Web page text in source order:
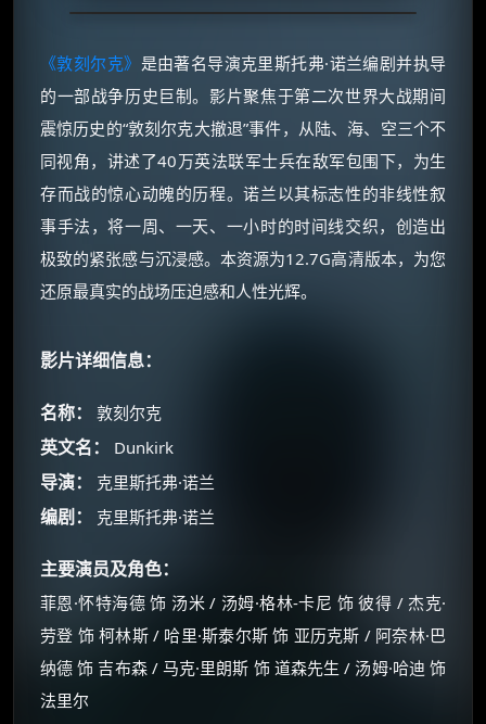
《敦刻尔克》 是由著名导演克里斯托弗·诺兰编剧并执导
的一部战争历史巨制。影片聚焦于第二次世界大战期间
震惊历史的“敦刻尔克大撤退”事件，从陆、海、空三个不
同视角，讲述了40万英法联军士兵在敌军包围下，为生
存而战的惊心动魄的历程。诺兰以其标志性的非线性叙
事手法，将一周、一天、一小时的时间线交织，创造出
极致的紧张感与沉浸感。本资源为12.7G高清版本，为您
还原最真实的战场压迫感和人性光辉。
影片详细信息：
名称： 敦刻尔克
英文名： Dunkirk
导演： 克里斯托弗·诺兰
编剧： 克里斯托弗·诺兰
主要演员及角色：
菲恩·怀特海德 饰 汤米 / 汤姆·格林-卡尼 饰 彼得 / 杰克·
劳登 饰 柯林斯 / 哈里·斯泰尔斯 饰 亚历克斯 / 阿奈林·巴
纳德 饰 吉布森 / 马克·里朗斯 饰 道森先生 / 汤姆·哈迪 饰
法里尔